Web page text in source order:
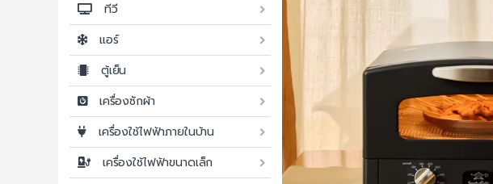
ทีวี
แอร์
ตู้เย็น
เครื่องซักผ้า
เครื่องใช้ไฟฟ้าภายในบ้าน
เครื่องใช้ไฟฟ้าขนาดเล็ก